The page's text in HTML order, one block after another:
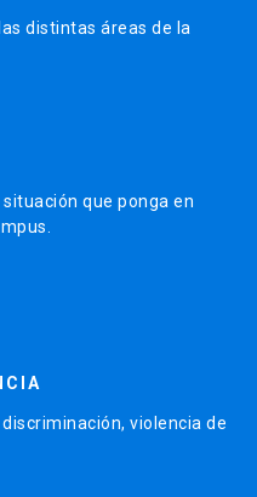
distintas áreas de la
que ponga en
violencia de